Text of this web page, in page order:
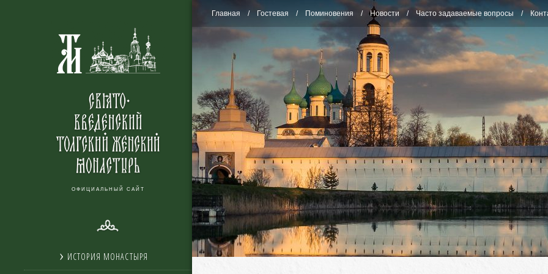
ОФИЦИАЛЬНЫЙ САЙТ
ИСТОРИЯ МОНАСТЫРЯ
Главная Гостевая Поминовения Новости Часто задаваемые вопросы